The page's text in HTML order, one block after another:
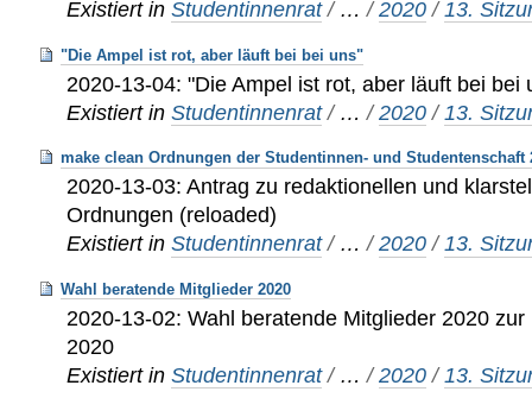
Existiert in Studentinnenrat / …/2020 / 13.
"Die Ampel ist rot, aber läuft bei bei uns"
2020-13-04: "Die Ampel ist rot, aber läuft bei bei
Existiert in Studentinnenrat / …/2020 / 13.
make clean Ordnungen der Studentinnen- und Studentenschaft
2020-13-03: Antrag zu redaktionellen und
Ordnungen (reloaded)
Existiert in Studentinnenrat / …/2020 /13.
Wahl beratende Mitglieder 2020
2020-13-02: Wahl beratende Mitglieder 2020
2020
Existiert in Studentinnenrat / …/2020 /13.